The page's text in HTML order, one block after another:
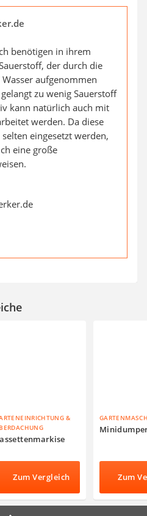
benötigen in ihrem
der durch die
aufgenommen
zu wenig Sauerstoff
kann natürlich auch mit
werden. Da diese
eingesetzt werden,
eine große
&
Zum Vergleich Zum